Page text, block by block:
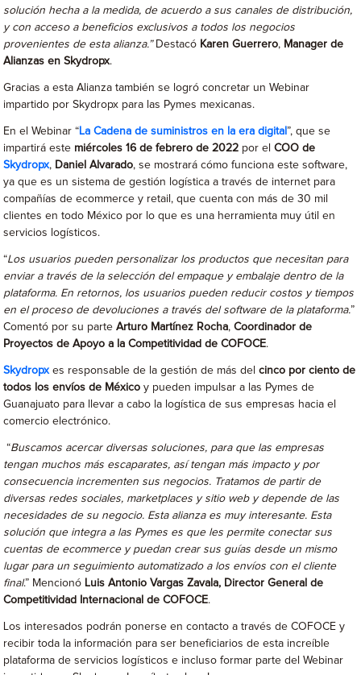
solución hecha a la medida, de acuerdo a sus canales de distribución,
y con acceso a beneficios exclusivos a todos los negocios
provenientes de esta alianza.” Destacó Karen Guerrero, Manager de
Alianzas en Skydropx.
Gracias a esta Alianza también se logró concretar un Webinar
impartido por Skydropx para las Pymes mexicanas.
En el Webinar “La Cadena de suministros en la era digital ”, que se
impartirá este miércoles 16 de febrero de 2022 por elCOO de
Skydropx, Daniel Alvarado, se mostrará cómo funciona este software,
ya que es un sistema de gestión logística a través de internet para
compañías de ecommerce y retail, que cuenta con más de 30 mil
clientes en todo México por lo que es una herramienta muy útil en
servicios logísticos.
“Los usuarios pueden personalizar los productos que necesitan para
enviar a través de la selección del empaque y embalaje dentro de la
plataforma. En retornos, los usuarios pueden reducir costos y tiempos
en el proceso de devoluciones a través del software de la plataforma.”
Comentó por su parteArturo Martínez Rocha,Coordinador de
Proyectos de Apoyo a la Competitividad de COFOCE.
Skydropxes responsable de la gestión de más delcinco por ciento de
todos los envíos de Méxicoy pueden impulsar a las Pymes de
Guanajuato para llevar a cabo la logística de sus empresas hacia el
comercio electrónico.
“Buscamos acercar diversas soluciones, para que las empresas
tengan muchos más escaparates, así tengan más impacto y por
consecuencia incrementen sus negocios. Tratamos de partir de
diversas redes sociales, marketplaces y sitio web y depende de las
necesidades de su negocio. Esta alianza es muy interesante. Esta
solución que integra a las Pymes es que les permite conectar sus
cuentas de ecommerce y puedan crear sus guías desde un mismo
lugar para un seguimiento automatizado a los envíos con el cliente
final.” Mencionó Luis Antonio Vargas Zavala, Director General de
Competitividad Internacional de COFOCE.
Los interesados podrán ponerse en contacto a través de COFOCE y
recibir toda la información para ser beneficiarios de esta increíble
plataforma de servicios logísticos e incluso formar parte del Webinar